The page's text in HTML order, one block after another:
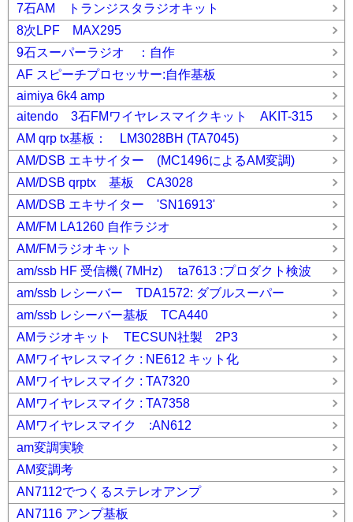
7石AM トランジスタラジオキット
8次LPF MAX295
9石スーパーラジオ ：自作
AF スピーチプロセッサー:自作基板
aimiya 6k4 amp
aitendo 3石FMワイヤレスマイクキット AKIT-315
AM qrp tx基板： LM3028BH (TA7045)
AM/DSB エキサイター (MC1496によるAM変調)
AM/DSB qrptx 基板 CA3028
AM/DSB エキサイター 'SN16913'
AM/FM LA1260 自作ラジオ
AM/FMラジオキット
am/ssb HF 受信機( 7MHz) ta7613 :プロダクト検波
am/ssb レシーバー TDA1572: ダブルスーパー
am/ssb レシーバー基板 TCA440
AMラジオキット TECSUN社製 2P3
AMワイヤレスマイク : NE612 キット化
AMワイヤレスマイク : TA7320
AMワイヤレスマイク : TA7358
AMワイヤレスマイク :AN612
am変調実験
AM変調考
AN7112でつくるステレオアンプ
AN7116 アンプ基板